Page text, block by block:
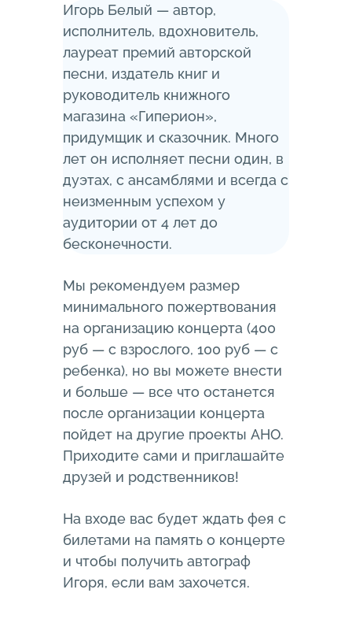
Игорь Белый — автор,
исполнитель, вдохновитель,
лауреат премий авторской
песни, издатель книг и
руководитель книжного
магазина «Гиперион»,
придумщик и сказочник. Много
лет он исполняет песни один, в
дуэтах, с ансамблями и всегда с
неизменным успехом у
аудитории от 4 лет до
бесконечности.
Мы рекомендуем размер
минимального пожертвования
на организацию концерта (400
руб — с взрослого, 100 руб — с
ребенка), но вы можете внести
и больше — все что останется
после организации концерта
пойдет на другие проекты АНО.
Приходите сами и приглашайте
друзей и родственников!
На входе вас будет ждать фея с
билетами на память о концерте
и чтобы получить автограф
Игоря, если вам захочется.